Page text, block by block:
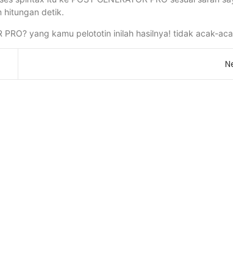
hitungan detik.
yang kamu pelototin inilah hasilnya! tidak acak-